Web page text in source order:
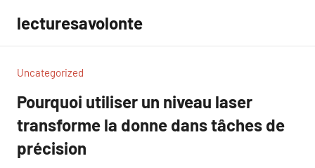
contenu
lecturesavolonte
Uncategorized
Pourquoi utiliser un niveau laser
transforme la donne dans tâches de
précision